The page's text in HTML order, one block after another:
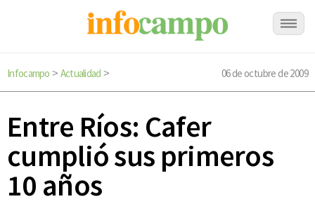
Infocampo > Actualidad > 06 de octubre de 2009
Entre Ríos: Cafer
cumplió sus primeros
10 años